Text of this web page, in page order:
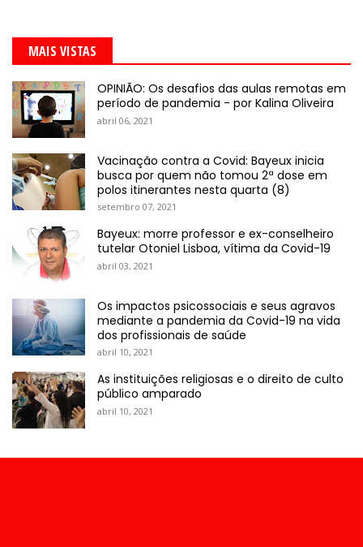
MAIS VISTAS
OPINIÃO: Os desafios das aulas remotas em
período de pandemia - por Kalina Oliveira
abril 06, 2021
Vacinação contra a Covid: Bayeux inicia
busca por quem não tomou 2ª dose em
polos itinerantes nesta quarta (8)
setembro 07, 2021
Bayeux: morre professor e ex-conselheiro
tutelar Otoniel Lisboa, vítima da Covid-19
abril 03, 2021
Os impactos psicossociais e seus agravos
mediante a pandemia da Covid-19 na vida
dos profissionais de saúde
abril 10, 2021
As instituições religiosas e o direito de culto
público amparado
abril 10, 2021